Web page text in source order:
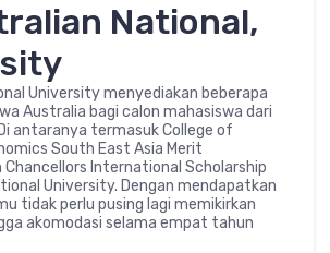
National,
University menyediakan beberapa
Australia bagi calon mahasiswa dari
antaranya termasuk College of
South East Asia Merit
Chancellors International Scholarship
University. Dengan mendapatkan
tidak perlu pusing lagi memikirkan
akomodasi selama empat tahun